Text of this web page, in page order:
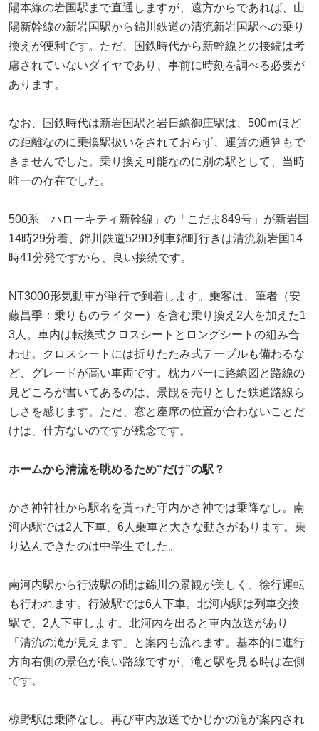
陽本線の岩国駅まで直通しますが、遠方からであれば、山
陽新幹線の新岩国駅から錦川鉄道の清流新岩国駅への乗り
換えが便利です。ただ、国鉄時代から新幹線との接続は考
慮されていないダイヤであり、事前に時刻を調べる必要が
あります。
なお、国鉄時代は新岩国駅と岩日線御庄駅は、500ｍほど
の距離なのに乗換駅扱いをされておらず、運賃の通算もで
きませんでした。乗り換え可能なのに別の駅として、当時
唯一の存在でした。
500系「ハローキティ新幹線」の「こだま849号」が新岩国
14時29分着、錦川鉄道529D列車錦町行きは清流新岩国14
時41分発ですから、良い接続です。
NT3000形気動車が単行で到着します。乗客は、筆者（安
藤昌季：乗りものライター）を含む乗り換え2人を加えた1
3人。車内は転換式クロスシートとロングシートの組み合
わせ。クロスシートには折りたたみ式テーブルも備わるな
ど、グレードが高い車両です。枕カバーに路線図と路線の
見どころが書いてあるのは、景観を売りとした鉄道路線ら
しさを感じます。ただ、窓と座席の位置が合わないことだ
けは、仕方ないのですが残念です。
ホームから清流を眺めるため“だけ”の駅？
かさ神神社から駅名を貰った守内かさ神では乗降なし。南
河内駅では2人下車、6人乗車と大きな動きがあります。乗
り込んできたのは中学生でした。
南河内駅から行波駅の間は錦川の景観が美しく、徐行運転
も行われます。行波駅では6人下車。北河内駅は列車交換
駅で、2人下車します。北河内を出ると車内放送があり
「清流の滝が見えます」と案内も流れます。基本的に進行
方向右側の景色が良い路線ですが、滝と駅を見る時は左側
です。
椋野駅は乗降なし。再び車内放送でかじかの滝が案内され